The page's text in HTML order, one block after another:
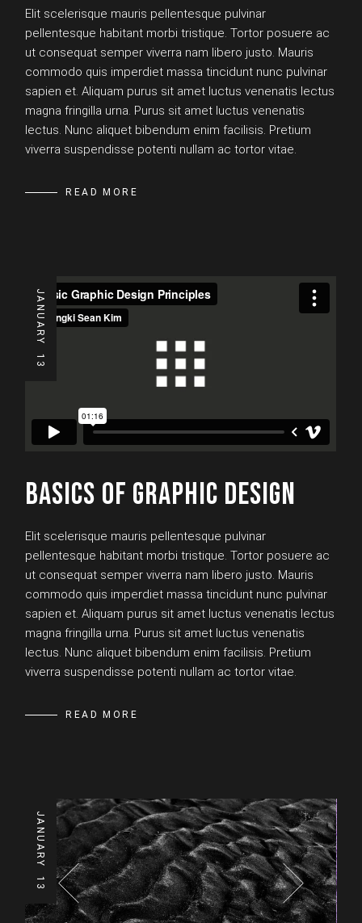
Elit scelerisque mauris pellentesque pulvinar
pellentesque habitant morbi tristique. Tortor posuere ac
ut consequat semper viverra nam libero justo. Mauris
commodo quis imperdiet massa tincidunt nunc pulvinar
sapien et. Aliquam purus sit amet luctus venenatis lectus
magna fringilla urna. Purus sit amet luctus venenatis
lectus. Nunc aliquet bibendum enim facilisis. Pretium
viverra suspendisse potenti nullam ac tortor vitae.
READ MORE
JANUARY
13
BASICS OF GRAPHIC DESIGN
Elit scelerisque mauris pellentesque pulvinar
pellentesque habitant morbi tristique. Tortor posuere ac
ut consequat semper viverra nam libero justo. Mauris
commodo quis imperdiet massa tincidunt nunc pulvinar
sapien et. Aliquam purus sit amet luctus venenatis lectus
magna fringilla urna. Purus sit amet luctus venenatis
lectus. Nunc aliquet bibendum enim facilisis. Pretium
viverra suspendisse potenti nullam ac tortor vitae.
READ MORE
JANUARY
13